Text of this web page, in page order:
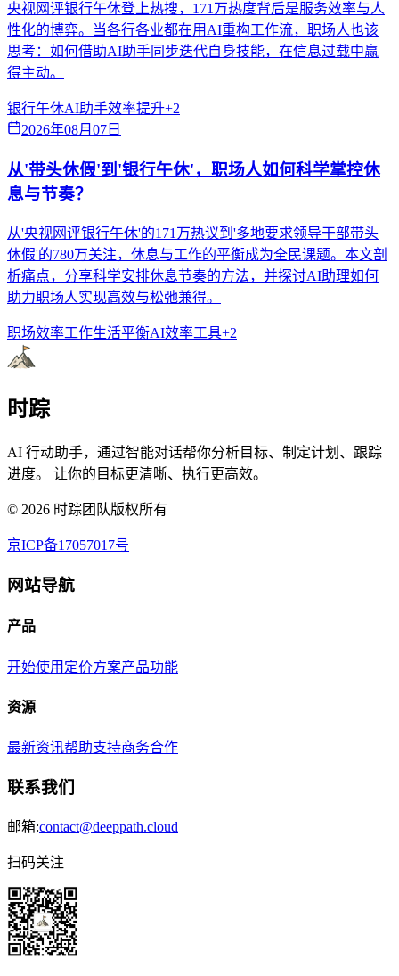
央视网评银行午休登上热搜，171万热度背后是服务效率与人
性化的博弈。当各行各业都在用AI重构工作流，职场人也该
思考：如何借助AI助手同步迭代自身技能，在信息过载中赢
得主动。
银行午休AI助手效率提升+2
2026年08月07日
从'带头休假'到'银行午休'，职场人如何科学掌控休
息与节奏？
从'央视网评银行午休'的171万热议到'多地要求领导干部带头
休假'的780万关注，休息与工作的平衡成为全民课题。本文剖
析痛点，分享科学安排休息节奏的方法，并探讨AI助理如何
助力职场人实现高效与松弛兼得。
职场效率工作生活平衡AI效率工具+2
时踪
AI 行动助手，通过智能对话帮你分析目标、制定计划、跟踪
进度。 让你的目标更清晰、执行更高效。
© 2026 时踪团队版权所有
京ICP备17057017号
网站导航
产品
开始使用 定价方案产品功能
资源
最新资讯帮助支持商务合作
联系我们
邮箱:contact@deeppath.cloud
扫码关注